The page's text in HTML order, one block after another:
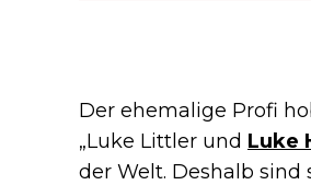
Der ehemalige Profi
„Luke Littler und Luke
der Welt. Deshalb sind